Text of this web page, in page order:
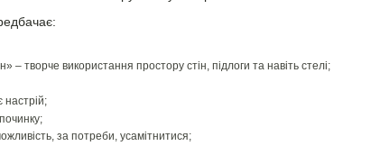
– творче використання простору стін, підлоги та навіть стелі;
настрій;
за потреби, усамітнитися;